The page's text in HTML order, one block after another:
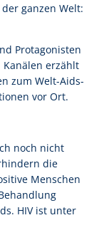
ganzen Welt:
Protagonisten
erzählt
zum Welt-Aids-
vor Ort.
noch nicht
die
Menschen
HIV ist unter